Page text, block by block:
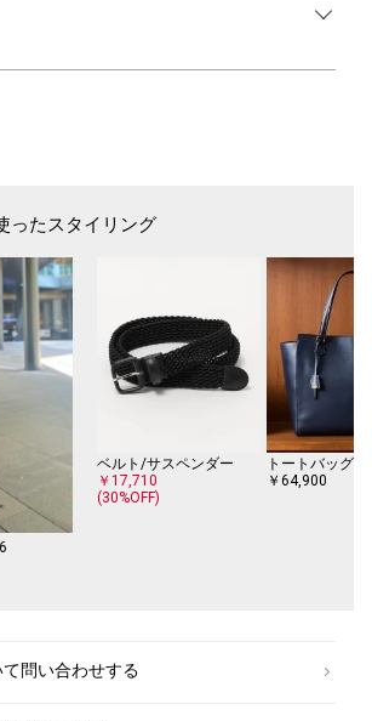
カジュアルコーディネートにも対応し、幅広いスタ
ず合わせて頂けるので汎用性が高くワードローブに
デヴォレ インチピット)
トムス専業ブランドで、数々のブランドのディレク
トに携わり、コットン生地の企画や製品染めに長け
レ氏と長年のパンツ製作のノウハウを誇るDEFRA
り2017SSにスタートしたDEVORE Incipit(デヴォレ
ファッションへの情熱や完成を掛け合わせ、新しい
ています。
最高の素材を用い、DEFRA社の社長であるラファエ
コ氏の祖父の時代から受け継がれるテーラーメイド
新たな時代に常に新鮮さを感じさせる新しいスタイ
、アテンションタグ・洗濯ネームを必ずご確認の
ったスタイリング
ベルト/サスペンダー
￥17,710
(30%OFF)
トートバッグ
￥64,900
問い合わせする